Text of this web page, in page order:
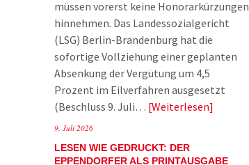
müssen vorerst keine Honorarkürzungen
hinnehmen. Das Landessozialgericht
(LSG) Berlin-Brandenburg hat die
sofortige Vollziehung einer geplanten
Absenkung der Vergütung um 4,5
Prozent im Eilverfahren ausgesetzt
(Beschluss 9. Juli… Weiterlesen
9. Juli 2026
LESEN WIE GEDRUCKT: DER
EPPENDORFER ALS PRINTAUSGABE